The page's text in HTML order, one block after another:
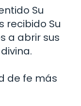
Su
recibido Su
a abrir sus
de fe más